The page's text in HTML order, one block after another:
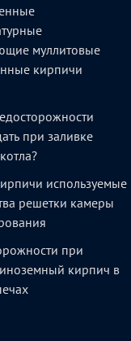
муллитовые
кирпичи
при заливке
используемые
решетки камеры
при
кирпич в